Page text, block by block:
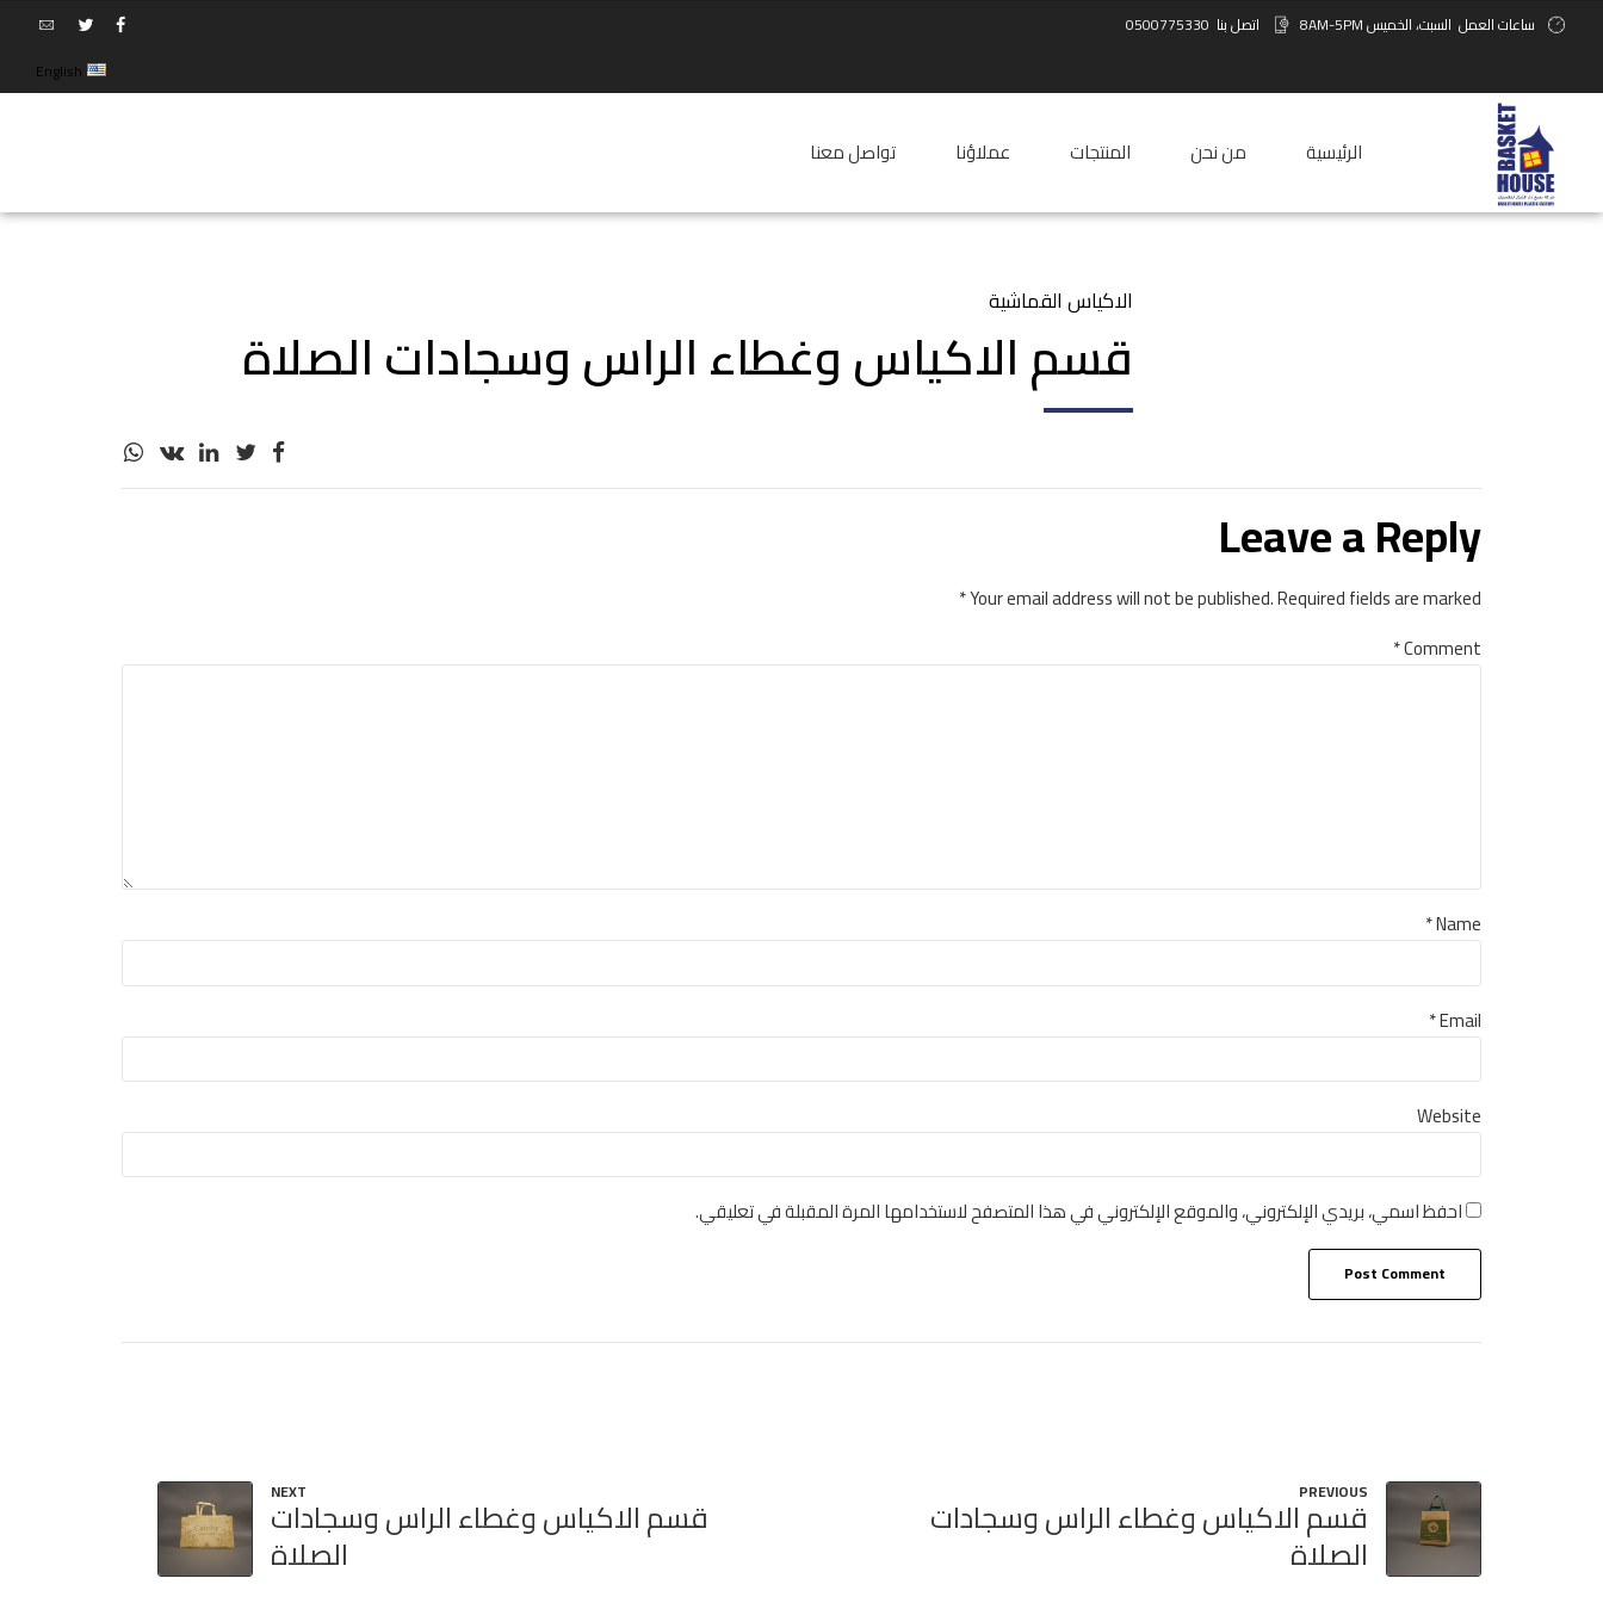
ساعات العمل السبت، الخميس 8AM-5PM اتصل بنا 0500775330
English
الرئيسية من نحن المنتجات عملاؤنا تواصل معنا
الاكياس القماشية
قسم الاكياس وغطاء الراس وسجادات الصلاة
Leave a Reply
Your email address will not be published. Required fields are marked *
Comment
*
Name *
Email *
Website
احفظ اسمي، بريدي الإلكتروني، والموقع الإلكتروني في هذا المتصفح لاستخدامها المرة المقبلة في تعليقي.
Post Comment
PREVIOUS
قسم الاكياس وغطاء الراس وسجادات
الصلاة
NEXT
قسم الاكياس وغطاء الراس وسجادات
الصلاة